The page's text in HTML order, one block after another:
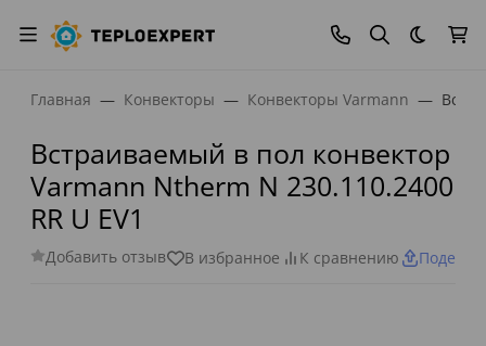
Темная
Главная Конвекторы Конвекторы Varmann
Встраиваемый в пол конвектор
Varmann Ntherm N 230.110.2400
RR U EV1
Добавить отзыв В избранное К сравнению